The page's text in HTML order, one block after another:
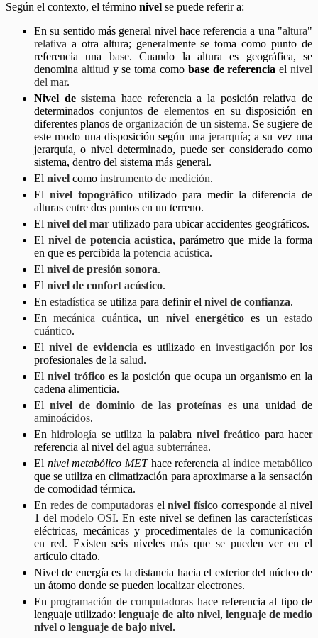
Según el contexto, el término nivel se puede referir a:
En su sentido más general nivel hace referencia a una "altura"
relativa a otra altura; generalmente se toma como punto de
referencia una base. Cuando la altura es geográfica, se
denomina altitudy se toma como base de referencia elnivel
del mar.
Nivel desistema hace referencia a la posición relativa de
determinados conjuntosdeelementos en su disposición en
diferentes planos deorganización de un sistema. Se sugiere de
este modo una disposición según una jerarquía; a su vez una
jerarquía, o nivel determinado, puede ser considerado como
sistema, dentro del sistema más general.
El nivel como instrumento de medición.
El nivel topográfico utilizado para medir la diferencia de
alturas entre dos puntos en un terreno.
El nivel del mar utilizado para ubicar accidentes geográficos.
El nivel de potencia acústica, parámetro que mide la forma
en que es percibida la potencia acústica.
El nivel de presión sonora.
El nivel de confort acústico.
En estadística se utiliza para definir el nivel de confianza.
Enmecánica cuántica, un nivel energéticoes un estado
cuántico.
El nivel de evidencia es utilizado en investigación por los
profesionales de la salud.
Elnivel trófico es la posición que ocupa un organismo en la
cadena alimenticia.
Elnivel de dominio de las proteínas es una unidad de
aminoácidos.
Enhidrología se utiliza la palabra nivel freático para hacer
referencia al nivel del agua subterránea.
El nivel metabólico METhace referencia alíndice metabólico
que se utiliza en climatización para aproximarse a la sensación
de comodidad térmica.
En redes de computadoras elnivel físico corresponde al nivel
1 delmodelo OSI. En este nivel se definen las características
eléctricas, mecánicas y procedimentales de la comunicación
en red. Existen seis niveles más que se pueden ver en el
artículo citado.
Nivel de energía es la distancia hacia el exterior del núcleo de
un átomo donde se pueden localizar electrones.
Enprogramación decomputadoras hace referencia al tipo de
lenguaje utilizado:lenguaje de alto nivel, lenguaje de medio
nivel o lenguaje de bajo nivel.